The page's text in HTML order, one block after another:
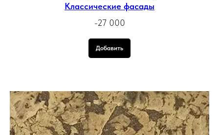
Классические фасады
-27 000
Добавить